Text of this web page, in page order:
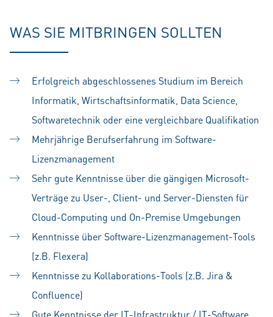
WAS SIE MITBRINGEN SOLLTEN
Erfolgreich abgeschlossenes Studium im Bereich
Informatik, Wirtschaftsinformatik, Data Science,
Softwaretechnik oder eine vergleichbare Qualifikation
Mehrjährige Berufserfahrung im Software-
Lizenzmanagement
Sehr gute Kenntnisse über die gängigen Microsoft-
Verträge zu User-, Client- und Server-Diensten für
Cloud-Computing und On-Premise Umgebungen
Kenntnisse über Software-Lizenzmanagement-Tools
(z.B. Flexera)
Kenntnisse zu Kollaborations-Tools (z.B. Jira &
Confluence)
Gute Kenntnisse der IT-Infrastruktur / IT-Software